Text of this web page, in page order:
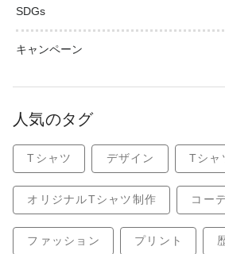
SDGs
キャンペーン
人気のタグ
Tシャツ デザイン Tシャ
オリジナルTシャツ制作 コー
ファッション プリント